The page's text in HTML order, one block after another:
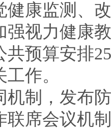
健康监测、
强视力健康
共预算安排
作。
，发布防
联席会议机